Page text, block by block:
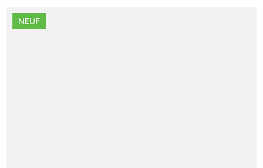
NEUF